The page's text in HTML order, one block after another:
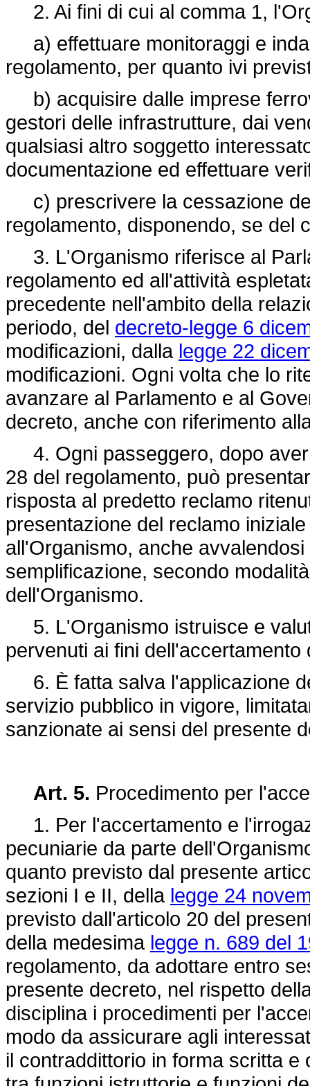
2. Ai fini di cui al comma 1,
a) effettuare monitoraggi e
regolamento, per quanto ivi
b) acquisire dalle imprese
gestori delle infrastrutture, dai
qualsiasi altro soggetto
documentazione ed effettuare
c) prescrivere la cessazione
regolamento, disponendo, se del
3. L'Organismo riferisce al
regolamento ed all'attività
precedente nell'ambito della
periodo, del decreto-legge 6
modificazioni, dalla legge 22
modificazioni. Ogni volta che lo
avanzare al Parlamento e al
decreto, anche con riferimento
4. Ogni passeggero, dopo aver
28 del regolamento, può
risposta al predetto reclamo
presentazione del reclamo
all'Organismo, anche
semplificazione, secondo
dell'Organismo.
5. L'Organismo istruisce e
pervenuti ai fini dell'accertamento
6. È fatta salva l'applicazione
servizio pubblico in vigore,
sanzionate ai sensi del presente
Art. 5. Procedimento per
1. Per l'accertamento e
pecuniarie da parte
quanto previsto dal presente
sezioni I e II, della legge 24
previsto dall'articolo 20 del
della medesima legge n. 689 del
regolamento, da adottare entro
presente decreto, nel rispetto
disciplina i procedimenti per
modo da assicurare agli
il contraddittorio in forma scritta